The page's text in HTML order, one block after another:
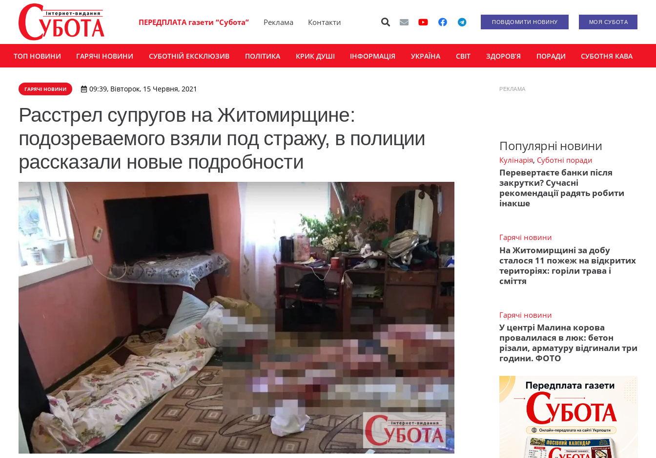
ПЕРЕДПЛАТА газети “Субота” Реклама Контакти ПОВІДОМИТИ НОВИНУ МОЯ СУБОТА
ТОП НОВИНИ ГАРЯЧІ НОВИНИ СУБОТНІЙ ЕКСКЛЮЗИВ ПОЛІТИКА КРИК ДУШІ ІНФОРМАЦІЯ УКРАЇНА СВІТ ЗДОРОВ’Я ПОРАДИ СУБОТНЯ КАВА
ГАРЯЧІ НОВИНИ 09:39, Вівторок, 15 Червня, 2021
Расстрел супругов на Житомирщине:
подозреваемого взяли под стражу, в полиции
рассказали новые подробности
РЕКЛАМА
Популярні новини
Кулінарія, Суботні поради
Перевертаєте банки після
закрутки? Сучасні
рекомендації радять робити
інакше
Гарячі новини
На Житомирщині за добу
сталося 11 пожеж на відкритих
територіях: горіли трава і
сміття
Гарячі новини
У центрі Малина корова
провалилася в люк: бетон
різали, арматуру відгинали три
години. ФОТО